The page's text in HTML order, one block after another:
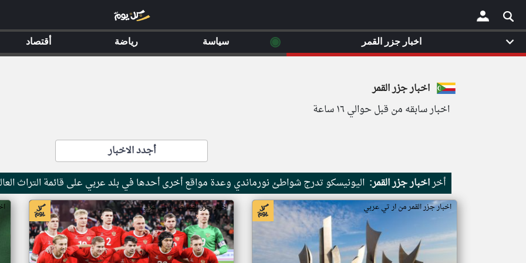
×
اخبار جزر القمر
اخبار سابقه من قبل حوالي ١٦ ساعة
أجدد الاخبار
أخراخبار جزر القمر: اليونيسكو تدرج شواطئ نورماندي وعدة مواقع أخرى أحدها في بلد عربي على قائمة التراث
اخبار جزر القمر من ار تي عربي اخبار جزر القمر من ار تي عربي
اخبار جزر القمر ◉ سياسة رياضة أقتصاد